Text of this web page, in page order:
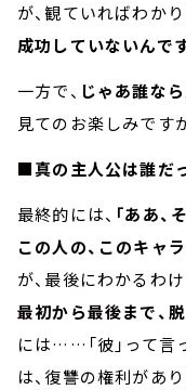
が、観ていればわかり
成功していないんで
一方で、 じゃあ誰な
見てのお楽しみです
■真の主人公は誰だ
最終的には、 「ああ
この人の、このキャ
が、最後にわかるわ
最初から最後まで、
には……「彼」って言
は、復讐の権利があ